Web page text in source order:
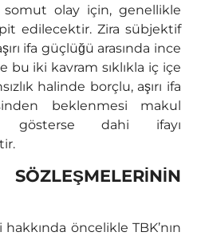
somut olay için, genellikle
edilecektir. Zira sübjektif
ifa güçlüğü arasında ince
iki kavram sıklıkla iç içe
halinde borçlu, aşırı ifa
beklenmesi makul
gösterse dahi ifayı
öncelikle TBK’nın